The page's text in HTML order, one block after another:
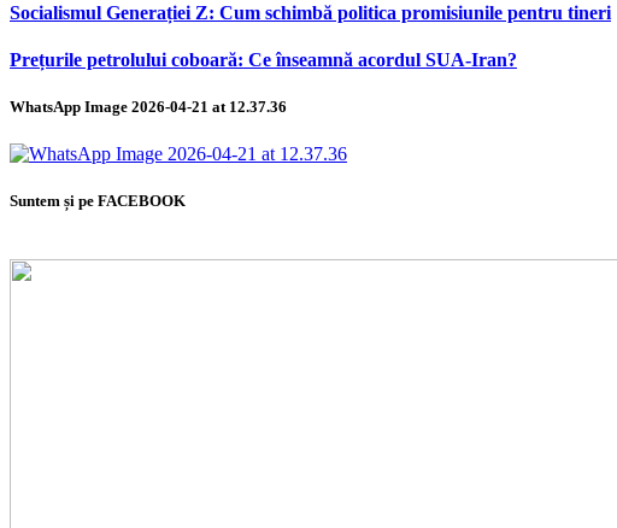
Socialismul Generației Z: Cum schimbă politica promisiunile pentru tineri
Prețurile petrolului coboară: Ce înseamnă acordul SUA-Iran?
WhatsApp Image 2026-04-21 at 12.37.36
Suntem și pe FACEBOOK